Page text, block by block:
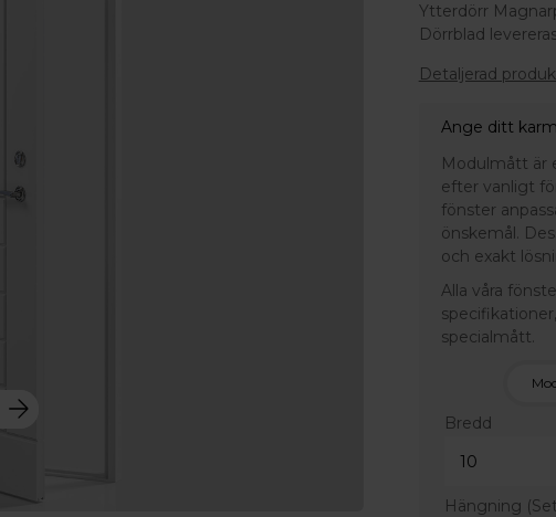
Ytterdörr
Dörrblad
Detaljerad
Ange ditt
Modulmått är
efter vanligt
fönster
önskemål.
och exakt
Alla våra
specialmått.
Bredd
Hängning